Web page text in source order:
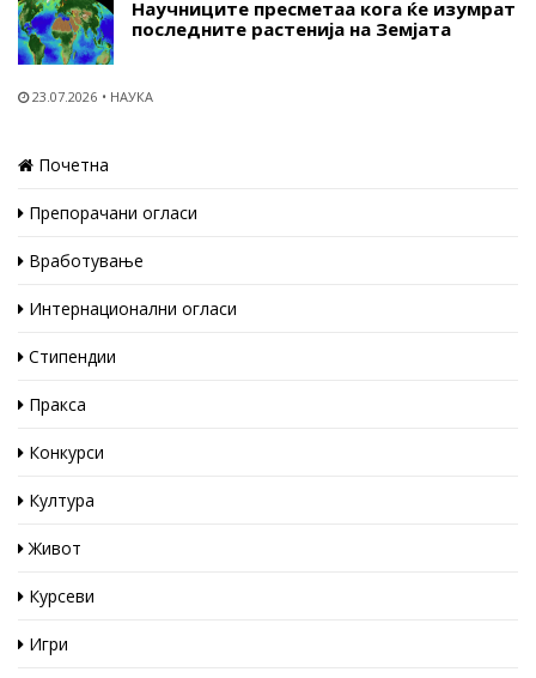
Научниците пресметаа кога ќе изумрат
последните растенија на Земјата
23.07.2026 НАУКА
Почетна
Препорачани огласи
Вработување
Интернационални огласи
Стипендии
Пракса
Конкурси
Култура
Живот
Курсеви
Игри